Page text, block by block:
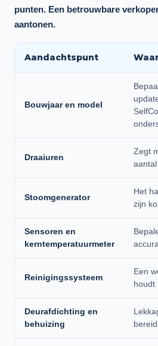
punten. Een betrouwbare
aantonen.
Aandachtspunt
Bouwjaar en model
Draaiuren
Zegt
Stoomgenerator
Het
zijn
Sensoren en
kerntemperatuurmeter
Reinigingssysteem
Een
houdt
Deurafdichting en
behuizing